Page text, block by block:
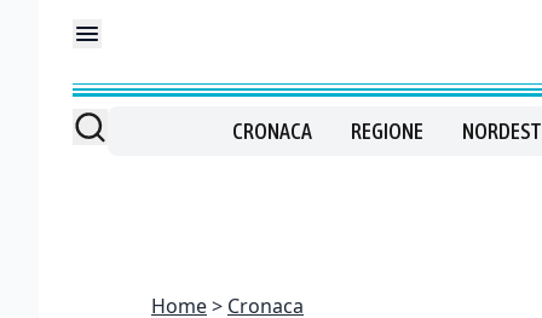
CRONACA REGIONE NORDEST
Home Cronaca